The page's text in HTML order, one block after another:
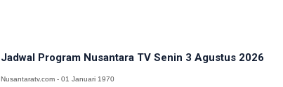
Jadwal Program Nusantara TV Senin 3 Agustus 2026
Nusantaratv.com - 01 Januari 1970